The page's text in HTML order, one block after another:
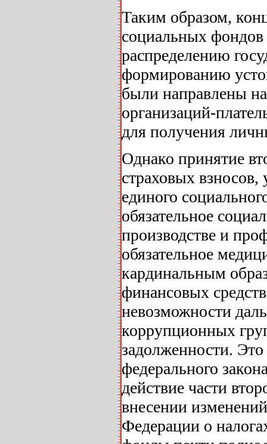
Таким образом,
социальных
распределению
формированию
были направлены
организаций-
для получения
Однако принятие
страховых
единого
обязательное
производстве и
обязательное
кардинальным
финансовых
невозможности
коррупционных
задолженности. Это
федерального
действие части
внесении
Федерации о